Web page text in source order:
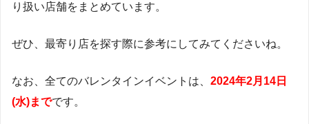
り扱い店舗をまとめています。
ぜひ、最寄り店を探す際に参考にしてみてくださいね。
なお、全てのバレンタインイベントは、 2024年2月14日
(水)までです。